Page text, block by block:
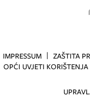
IMPRESSUM ZAŠTITA
OPĆI UVJETI KORIŠTENJA